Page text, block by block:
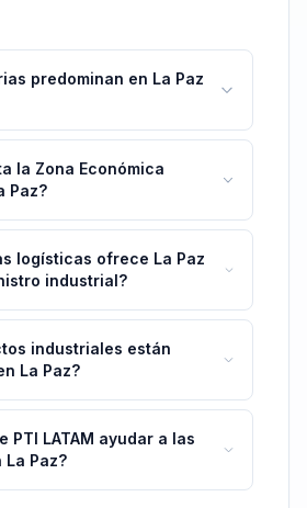
predominan en La Paz
la Zona Económica
Paz?
logísticas ofrece La Paz
industrial?
industriales están
La Paz?
PTI LATAM ayudar a las
La Paz?